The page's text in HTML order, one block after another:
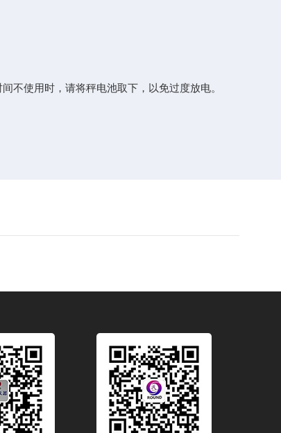
使用时，请将秤电池取下，以免过度放电。